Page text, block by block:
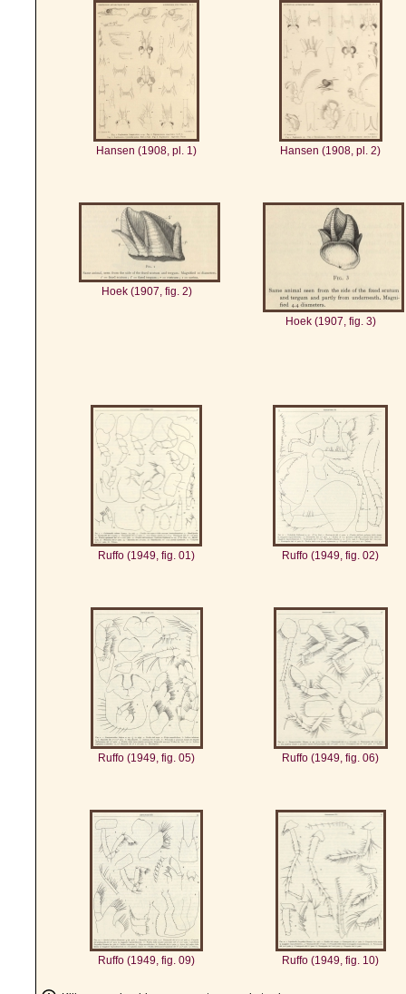
Hansen (1908, pl. 1) Hansen (1908, pl. 2)
Hoek (1907, fig. 2)
Hoek (1907, fig. 3)
Ruffo (1949, fig. 01) Ruffo (1949, fig. 02)
Ruffo (1949, fig. 05) Ruffo (1949, fig. 06)
Ruffo (1949, fig. 09) Ruffo (1949, fig. 10)